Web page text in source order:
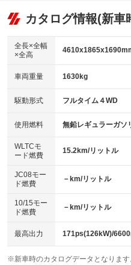
リフトアップ
：装備なし
：装備なし
パワーウィンドウ
アイドリングストップ
：装備なし
USB入力端子
：装備あり
100V電源
：装備なし
センターデフロック
：装備なし
電動格納ミラー
：装備あり
ビジュアル
：装備なし
：装備あり
革シート
キーレス
HID(キセノンライト)
：装備なし
バックカメラ
：装備あり
エアロ
：装備なし
：装備なし
パワーシート
ベンチシート
：装備なし
チップアップシート
：装備なし
：装備なし
カタログ情報(新車
全長×全幅
×全高
車両重量 1630kg
駆動形式 フルタイム４WD
使用燃料 無鉛レギュラーガソ
WLTCモ
ード燃費
15.2km/リットル
JC08モー
ド燃費
－km/リットル
10/15モー
ド燃費
－km/リットル
最高出力 171ps(126kW)/
※新車時のカタログデータとなりま